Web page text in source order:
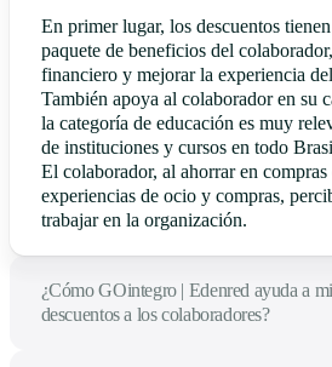
En primer lugar, los descuentos
paquete de beneficios del
financiero y mejorar la experiencia
También apoya al colaborador en su
la categoría de educación es muy
de instituciones y cursos en todo
El colaborador, al ahorrar en compras
experiencias de ocio y compras,
trabajar en la organización.
¿Cómo GOintegro | Edenred ayuda a
descuentos a los colaboradores?